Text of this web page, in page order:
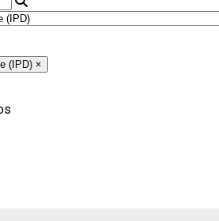
(IPD) ×